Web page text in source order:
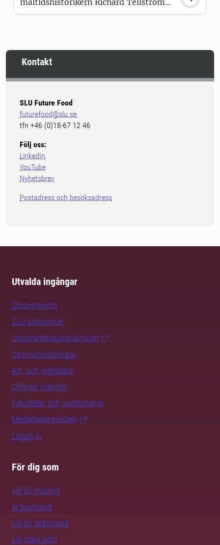
mer om dillens plats i den svenska
Kontakt
SLU Future Food
futurefood@slu.se
tfn +46 (0)18-67 12 46
Följ oss:
LinkedIn
YouTube
Nyhetsbrev
Postadress och besöksadress
Utvalda ingångar
Studentwebb
SLU-biblioteket
Universitetsdjursjukhuset
Centrumbildningar
Art- och miljödata
Officiell statistik
Fakulteter och institutioner
Medarbetarwebben
Logga in
För dig som
vill bli student
är journalist
vill bli doktorand
vill söka jobb